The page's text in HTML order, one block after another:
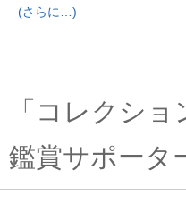
(さらに…)
「コレクシ
鑑賞サポータ